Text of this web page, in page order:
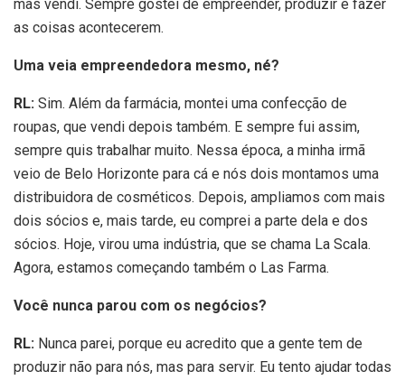
mas vendi. Sempre gostei de empreender, produzir e fazer
as coisas acontecerem.
Uma veia empreendedora mesmo, né?
RL: Sim. Além da farmácia, montei uma confecção de
roupas, que vendi depois também. E sempre fui assim,
sempre quis trabalhar muito. Nessa época, a minha irmã
veio de Belo Horizonte para cá e nós dois montamos uma
distribuidora de cosméticos. Depois, ampliamos com mais
dois sócios e, mais tarde, eu comprei a parte dela e dos
sócios. Hoje, virou uma indústria, que se chama La Scala.
Agora, estamos começando também o Las Farma.
Você nunca parou com os negócios?
RL: Nunca parei, porque eu acredito que a gente tem de
produzir não para nós, mas para servir. Eu tento ajudar todas